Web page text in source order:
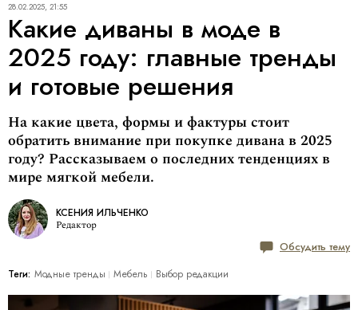
28.02.2025, 21:55
Какие диваны в моде в
2025 году: главные тренды
и готовые решения
На какие цвета, формы и фактуры стоит
обратить внимание при покупке дивана в 2025
году? Рассказываем о последних тенденциях в
мире мягкой мебели.
КСЕНИЯ ИЛЬЧЕНКО
Редактор
Обсудить тему
Теги: Модные тренды Мебель Выбор редакции